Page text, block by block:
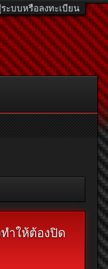
ระบบหรือลงทะเบียน
ำให้ต้องปิด